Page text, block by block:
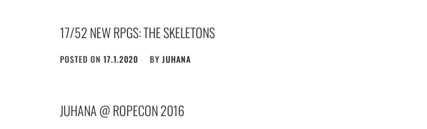
17/52 NEW RPGS: THE SKELETONS
POSTED ON 17.1.2020 BY JUHANA
JUHANA @ ROPECON 2016